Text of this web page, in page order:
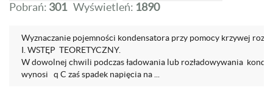
Pobrań: 301 Wyświetleń: 1890
Wyznaczanie pojemności kondensatora przy pomocy krzywej
I. WSTĘP TEORETYCZNY.
W dowolnej chwili podczas ładowania lub rozładowywania
wynosi q C zaś spadek napięcia na ...